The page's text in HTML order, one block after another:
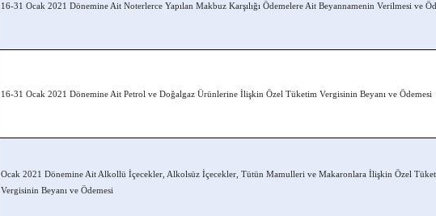
16-31 Ocak 2021 Dönemine Ait Noterlerce Yapılan Makbuz Karşılığı Ödemelere Ait Beyannamenin Verilmesi ve
16-31 Ocak 2021 Dönemine Ait Petrol ve Doğalgaz Ürünlerine İlişkin Özel Tüketim Vergisinin Beyanı ve Ödemesi
Ocak 2021 Dönemine Ait Alkollü İçecekler, Alkolsüz İçecekler, Tütün Mamulleri ve Makaronlara İlişkin Özel
Vergisinin Beyanı ve Ödemesi